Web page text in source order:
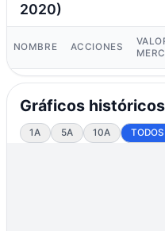
2020)
NOMBRE ACCIONES
Gráficos
1A 5A 10A TODOS